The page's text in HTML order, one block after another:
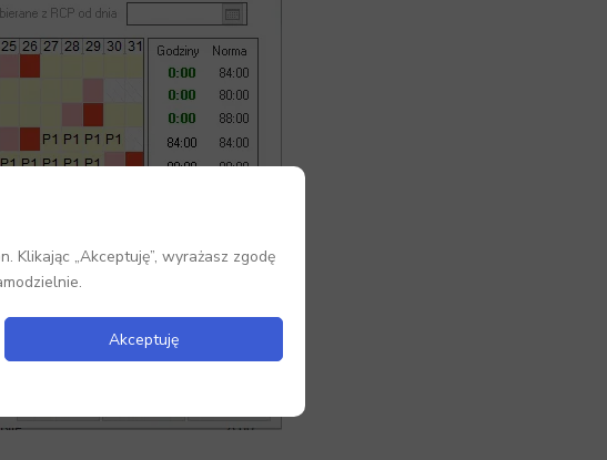
Klikając „Akceptuję”, wyrażasz zgodę
Akceptuję